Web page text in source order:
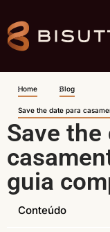
Home Blog
Save the date para
Save the
guia
Conteúdo